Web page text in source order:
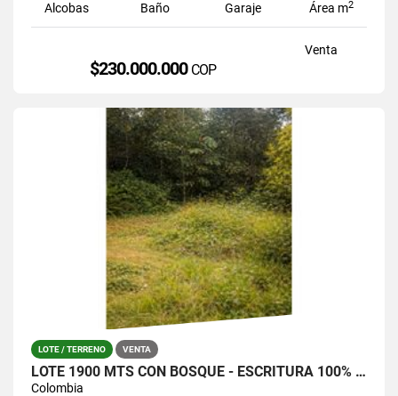
Alcobas Baño Garaje Área m2
Venta
$230.000.000 COP
LOTE / TERRENO VENTA
LOTE 1900 MTS CON BOSQUE - ESCRITURA 100% SANTA ELENA (LA CATALANA)
Colombia